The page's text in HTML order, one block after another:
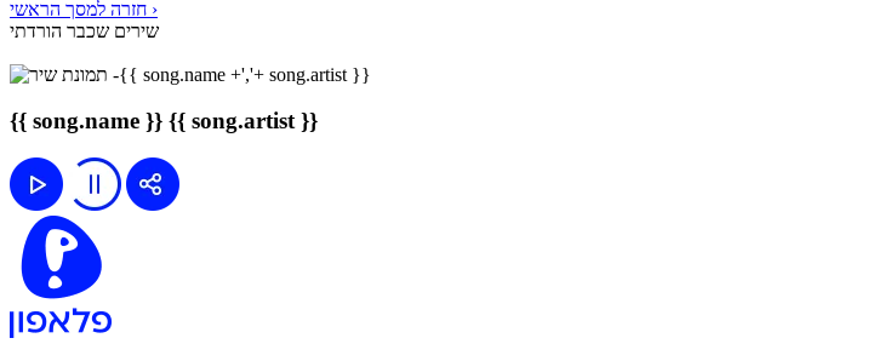
חזרה למסך הראשי ›
שירים שכבר הורדתי
{{ song.name }} {{ song.artist }}